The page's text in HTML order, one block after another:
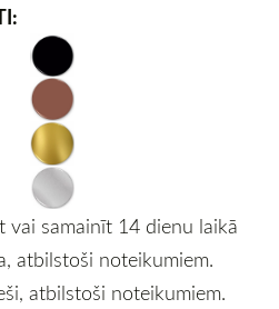
vai samainīt 14 dienu laikā
atbilstoši noteikumiem.
atbilstoši noteikumiem.